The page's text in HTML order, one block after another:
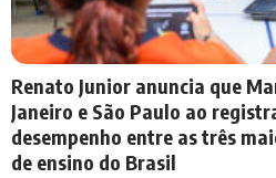
Renato Junior anuncia que
Janeiro e São Paulo ao
desempenho entre as três
de ensino do Brasil